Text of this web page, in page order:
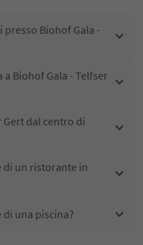
Biohof Gala -
Biohof Gala - Telfser
Gert dal centro di
di un ristorante in
di una piscina?